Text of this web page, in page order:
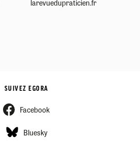
larevuedupraticien.fr
SUIVEZ EGORA
Facebook
Bluesky